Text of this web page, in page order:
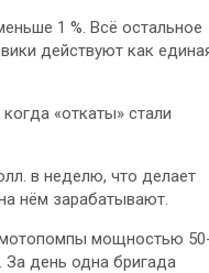
1 %. Всё остальное
действуют как
«откаты» стали
в неделю, что делает
нём зарабатывают.
мотопомпы мощностью
За день одна бригада